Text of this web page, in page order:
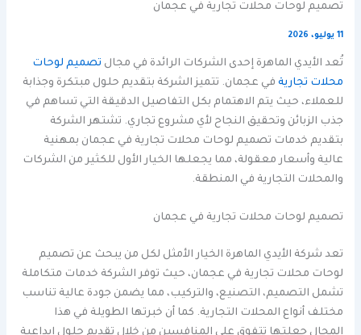
تصميم لوحات محلات تجارية في عجمان
11 يوليو، 2026
تُعد الأيدي الماهرة إحدى الشركات الرائدة في مجال تصميم لوحات
محلات تجارية في عجمان. تتميز الشركة بتقديم حلول مبتكرة وجذابة
للعملاء، حيث يتم الاهتمام بكل التفاصيل الدقيقة التي تساهم في
جذب الزبائن وتحقيق النجاح لأي مشروع تجاري. تشتهر الشركة
بتقديم خدمات تصميم لوحات محلات تجارية في عجمان بمهنية
عالية وأسعار معقولة، مما يجعلها الخيار الأول للكثير من الشركات
والمحلات التجارية في المنطقة.
تصميم لوحات محلات تجارية في عجمان
تعد شركة الأيدي الماهرة الخيار الأمثل لكل من يبحث عن تصميم
لوحات محلات تجارية في عجمان، حيث توفر الشركة خدمات متكاملة
تشمل التصميم، التصنيع، والتركيب، مما يضمن جودة عالية تناسب
مختلف أنواع المحلات التجارية. كما أن خبرتها الطويلة في هذا